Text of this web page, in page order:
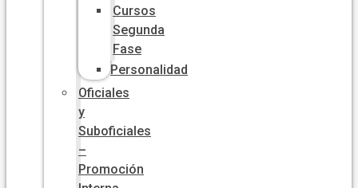
Cursos
Segunda
Fase
Personalidad
Oficiales
y
Suboficiales
–
Promoción